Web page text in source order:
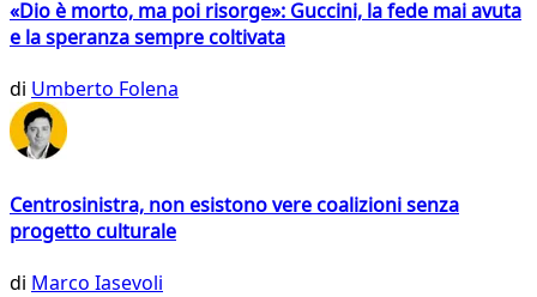
«Dio è morto, ma poi risorge»: Guccini, la fede mai avuta
e la speranza sempre coltivata
di Umberto Folena
Centrosinistra, non esistono vere coalizioni senza
progetto culturale
di Marco Iasevoli